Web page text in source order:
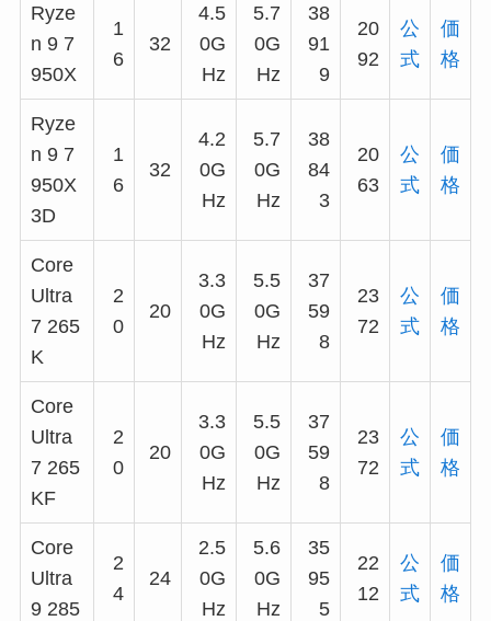
Ryze
n 9 7
950X
1
6
32
4.5
0G
Hz
5.7
0G
Hz
38
91
9
20
92
公
式
価
格
Ryze
n 9 7
950X
3D
1
6
32
4.2
0G
Hz
5.7
0G
Hz
38
84
3
20
63
公
式
価
格
Core
Ultra
7 265
K
2
0
20
3.3
0G
Hz
5.5
0G
Hz
37
59
8
23
72
公
式
価
格
Core
Ultra
7 265
KF
2
0
20
3.3
0G
Hz
5.5
0G
Hz
37
59
8
23
72
公
式
価
格
Core
Ultra
9 285
2
4
24
2.5
0G
Hz
5.6
0G
Hz
35
95
5
22
12
公
式
価
格